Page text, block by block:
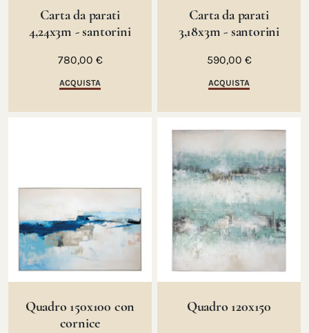
Carta da parati
4,24x3m - santorini
780,00 €
ACQUISTA
Carta da parati
3,18x3m - santorini
590,00 €
ACQUISTA
Quadro 150x100 con
cornice
Quadro 120x150